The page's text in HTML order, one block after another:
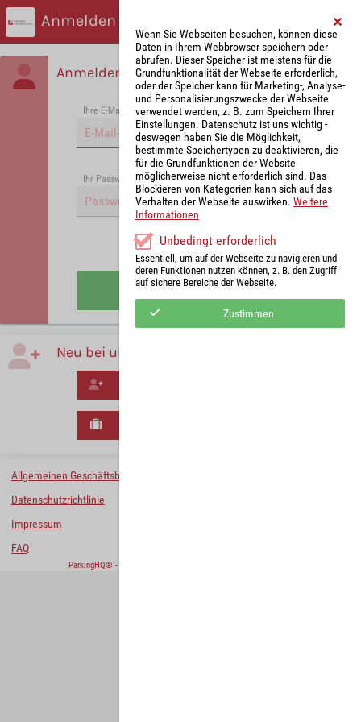
Anmelden
Anmelden
Ihre E-Mail-Adresse *
Passwort vergessen?
Ihr Passwort *
Angemeldet bleiben
Anmelden
Neu bei uns?
Allgemeinen Geschäftsbedingungen
Datenschutzrichtlinie
Impressum
FAQ
ParkingHQ® - eine Lösung von
Wenn Sie Webseiten besuchen, können diese
Daten in Ihrem Webbrowser speichern oder
abrufen. Dieser Speicher ist meistens für die
Grundfunktionalität der Webseite erforderlich,
oder der Speicher kann für Marketing-, Analyse-
und Personalisierungszwecke der Webseite
verwendet werden, z. B. zum Speichern Ihrer
Einstellungen. Datenschutz ist uns wichtig -
deswegen haben Sie die Möglichkeit,
bestimmte Speichertypen zu deaktivieren, die
für die Grundfunktionen der Website
möglicherweise nicht erforderlich sind. Das
Blockieren von Kategorien kann sich auf das
Verhalten der Webseite auswirken. Weitere
Informationen
Unbedingt erforderlich
Essentiell, um auf der Webseite zu navigieren und
deren Funktionen nutzen können, z. B. den Zugriff
auf sichere Bereiche der Webseite.
Zustimmen